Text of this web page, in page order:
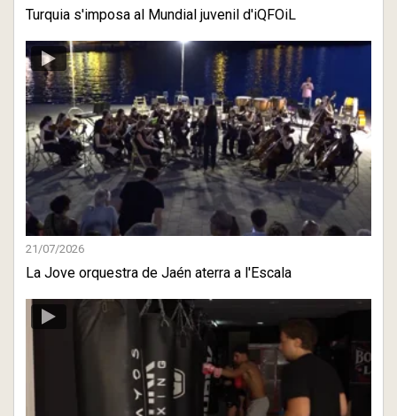
Turquia s'imposa al Mundial juvenil d'iQFOiL
21/07/2026
La Jove orquestra de Jaén aterra a l'Escala